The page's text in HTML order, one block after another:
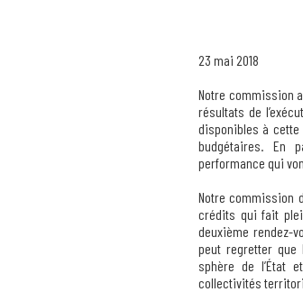
23 mai 2018
Notre commission
résultats de
disponibles à cette
budgétaires. En
performance qui
Notre commission
crédits qui fait
deuxième rendez-
peut regretter que
sphère de l’État
collectivités